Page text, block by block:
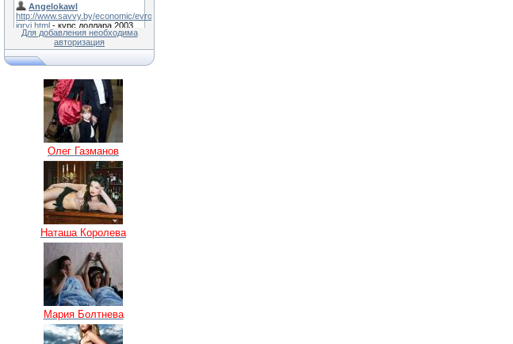
Для добавления необходима
авторизация
Олег Газманов
Наташа Королева
Мария Болтнева